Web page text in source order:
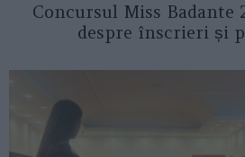
Concursul Miss Badante
despre înscrieri și